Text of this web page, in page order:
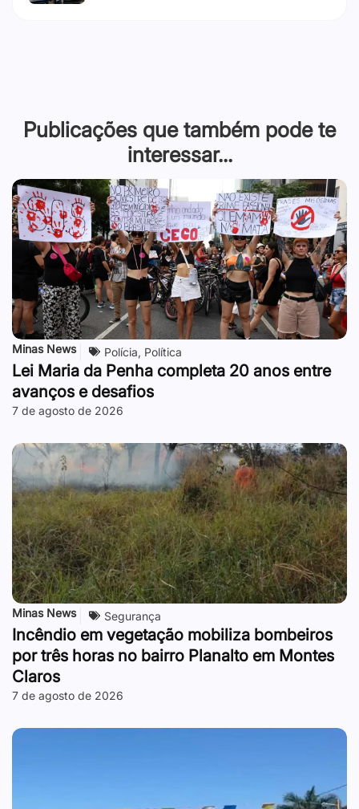
Publicações que também pode te
interessar...
Minas News Polícia, Política
Lei Maria da Penha completa 20 anos entre
avanços e desafios
7 de agosto de 2026
Minas News Segurança
Incêndio em vegetação mobiliza bombeiros
por três horas no bairro Planalto em Montes
Claros
7 de agosto de 2026